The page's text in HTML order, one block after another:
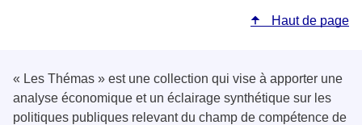
Haut de page
« Les Thémas » est une collection qui vise à apporter une
analyse économique et un éclairage synthétique sur les
politiques publiques relevant du champ de compétence de